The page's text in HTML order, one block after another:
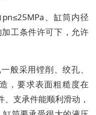
、缸筒内径
工条件许可下，允许
般采用镗削、绞孔、
，要求表面粗糙度在
支承件能顺利滑动，